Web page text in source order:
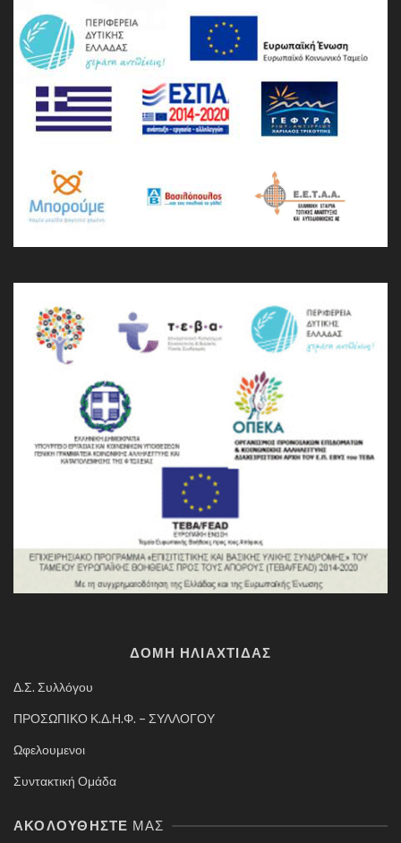
ΔΟΜΗ ΗΛΙΑΧΤΙΔΑΣ
Δ.Σ. Συλλόγου
ΠΡΟΣΩΠΙΚΟ Κ.Δ.Η.Φ. – ΣΥΛΛΟΓΟΥ
Ωφελουμενοι
Συντακτική Ομάδα
ΑΚΟΛΟΥΘΉΣΤΕ ΜΑΣ